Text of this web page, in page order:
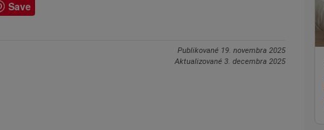
Save
Publikované 19. novembra 2025
Aktualizované 3. decembra 2025